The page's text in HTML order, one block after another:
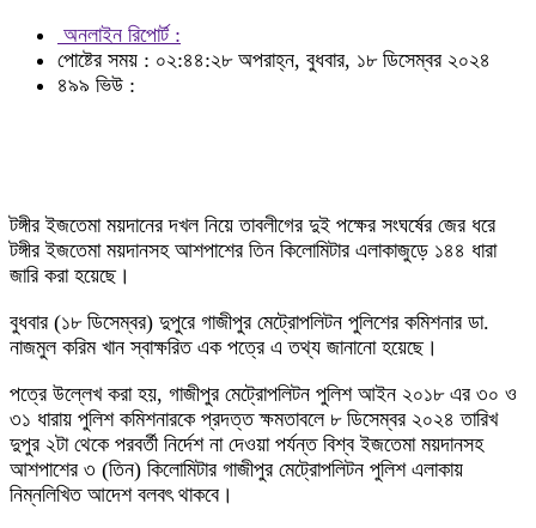
অনলাইন রিপোর্ট :
পোষ্টের সময় : ০২:৪৪:২৮ অপরাহ্ন, বুধবার, ১৮ ডিসেম্বর ২০২৪
৪৯৯ ভিউ :
টঙ্গীর ইজতেমা ময়দানের দখল নিয়ে তাবলীগের দুই পক্ষের সংঘর্ষের জের ধরে
টঙ্গীর ইজতেমা ময়দানসহ আশপাশের তিন কিলোমিটার এলাকাজুড়ে ১৪৪ ধারা
জারি করা হয়েছে।
বুধবার (১৮ ডিসেম্বর) দুপুরে গাজীপুর মেট্রোপলিটন পুলিশের কমিশনার ডা.
নাজমুল করিম খান স্বাক্ষরিত এক পত্রে এ তথ্য জানানো হয়েছে।
পত্রে উল্লেখ করা হয়, গাজীপুর মেট্রোপলিটন পুলিশ আইন ২০১৮ এর ৩০ ও
৩১ ধারায় পুলিশ কমিশনারকে প্রদত্ত ক্ষমতাবলে ৮ ডিসেম্বর ২০২৪ তারিখ
দুপুর ২টা থেকে পরবর্তী নির্দেশ না দেওয়া পর্যন্ত বিশ্ব ইজতেমা ময়দানসহ
আশপাশের ৩ (তিন) কিলোমিটার গাজীপুর মেট্রোপলিটন পুলিশ এলাকায়
নিম্নলিখিত আদেশ বলবৎ থাকবে।